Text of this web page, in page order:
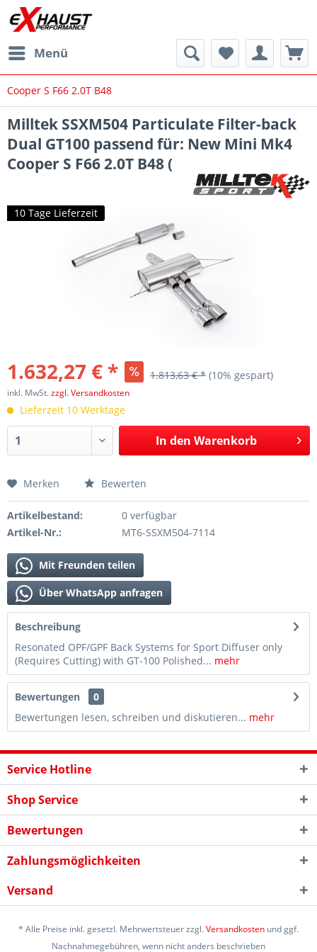
Menü
Cooper S F66 2.0T B48
Milltek SSXM504 Particulate Filter-back
Dual GT100 passend für: New Mini Mk4
Cooper S F66 2.0T B48 (
10 Tage Lieferzeit
1.632,27 € * 1.813,63 € * (10% gespart)
inkl. MwSt.zzgl. Versandkosten
Lieferzeit 10 Werktage
In den Warenkorb
Merken Bewerten
Artikelbestand:
0 verfügbar
Artikel-Nr.:
MT6-SSXM504-7114
Mit Freunden teilen
Über WhatsApp anfragen
Beschreibung
Resonated OPF/GPF Back Systems for Sport Diffuser only
(Requires Cutting) with GT-100 Polished... mehr
Bewertungen
0
Bewertungen lesen, schreiben und diskutieren... mehr
Service Hotline
Shop Service
Bewertungen
Zahlungsmöglichkeiten
Versand
* Alle Preise inkl. gesetzl. Mehrwertsteuer zzgl.Versandkosten und ggf.
Nachnahmegebühren, wenn nicht anders beschrieben